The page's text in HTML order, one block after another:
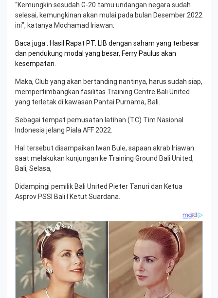
“Kemungkin sesudah G-20 tamu undangan negara sudah
selesai, kemungkinan akan mulai pada bulan Desember 2022
ini”, katanya Mochamad Iriawan.
Baca juga : Hasil Rapat PT. LIB dengan saham yang terbesar
dan pendukung modal yang besar, Ferry Paulus akan
kesempatan
Maka, Club yang akan bertanding nantinya, harus sudah siap,
mempertimbangkan fasilitas Training Centre Bali United
yang terletak di kawasan Pantai Purnama, Bali.
Sebagai tempat pemusatan latihan (TC) Tim Nasional
Indonesia jelang Piala AFF 2022.
Hal tersebut disampaikan Iwan Bule, sapaan akrab Iriawan
saat melakukan kunjungan ke Training Ground Bali United,
Bali, Selasa,
Didampingi pemilik Bali United Pieter Tanuri dan Ketua
Asprov PSSI Bali I Ketut Suardana.